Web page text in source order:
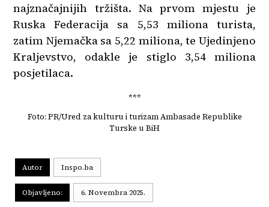
najznačajnijih tržišta. Na prvom mjestu je
Ruska Federacija sa 5,53 miliona turista,
zatim Njemačka sa 5,22 miliona, te Ujedinjeno
Kraljevstvo, odakle je stiglo 3,54 miliona
posjetilaca.
***
Foto: PR/Ured za kulturu i turizam Ambasade Republike
Turske u BiH
Autor Inspo.ba
Objavljeno: 6. Novembra 2025.